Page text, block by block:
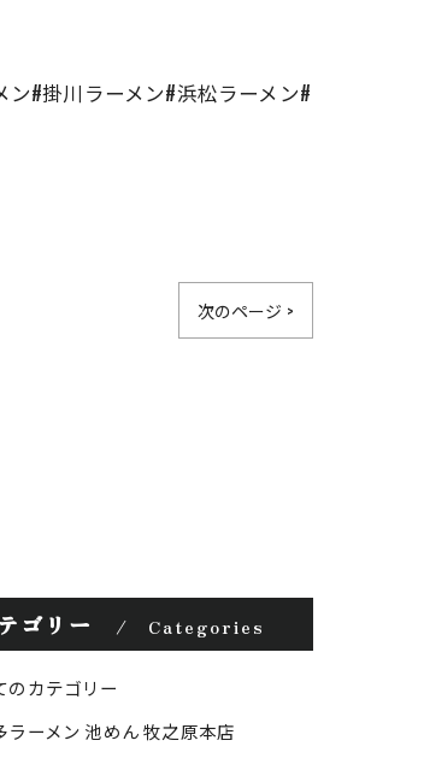
ン#掛川ラーメン#浜松ラーメン#
次のページ >
ゴリー Categories
のカテゴリー
ラーメン 池めん 牧之原本店